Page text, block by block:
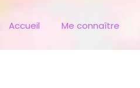
Accueil Me connaître